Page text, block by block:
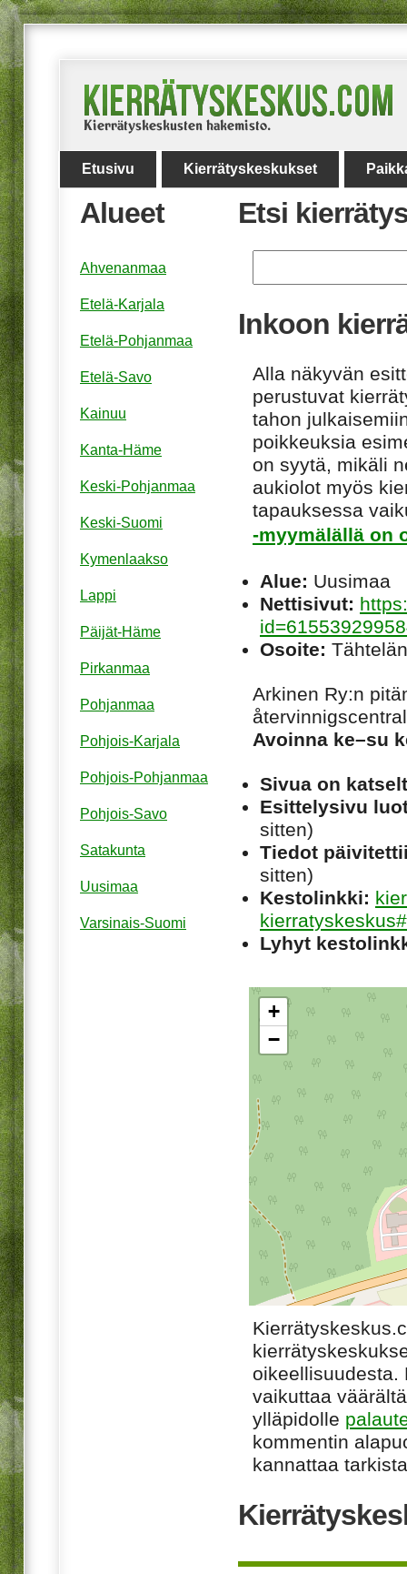
Etusivu Kierrätyskeskukset
Etsi
Inkoon
Alla näkyvän
perustuvat
tahon
poikkeuksia
on syytä, mikäli
aukiolot myös
tapauksessa
-myymälällä on
Alue: Uusimaa
Nettisivut:
Osoite:
Arkinen Ry:n
återvinnigscentral
Avoinna ke–su
Sivua on
Esittelysivu
sitten)
Tiedot
sitten)
Kestolinkki:
Lyhyt
+
−
oikeellisuudesta.
vaikuttaa
ylläpidolle
kommentin
kannattaa
Alueet
Ahvenanmaa
Etelä-Karjala
Etelä-Pohjanmaa
Etelä-Savo
Kainuu
Kanta-Häme
Keski-Pohjanmaa
Keski-Suomi
Kymenlaakso
Lappi
Päijät-Häme
Pirkanmaa
Pohjanmaa
Pohjois-Karjala
Pohjois-Pohjanmaa
Pohjois-Savo
Satakunta
Uusimaa
Varsinais-Suomi